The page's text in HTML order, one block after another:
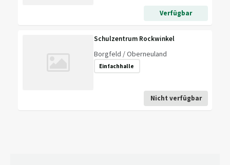
Verfügbar
Schulzentrum Rockwinkel
Borgfeld / Oberneuland
Einfachhalle
Nicht verfügbar